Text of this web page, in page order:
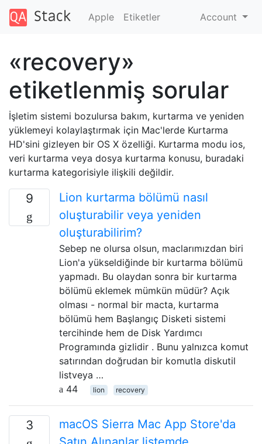
Apple Etiketler Account
«recovery»
etiketlenmiş sorular
İşletim sistemi bozulursa bakım, kurtarma ve yeniden
yüklemeyi kolaylaştırmak için Mac'lerde Kurtarma
HD'sini gizleyen bir OS X özelliği. Kurtarma modu ios,
veri kurtarma veya dosya kurtarma konusu, buradaki
kurtarma kategorisiyle ilişkili değildir.
9
Lion kurtarma bölümü nasıl
oluşturabilir veya yeniden
oluşturabilirim?
Sebep ne olursa olsun, maclarımızdan biri
Lion'a yükseldiğinde bir kurtarma bölümü
yapmadı. Bu olaydan sonra bir kurtarma
bölümü eklemek mümkün müdür? Açık
olması - normal bir macta, kurtarma
bölümü hem Başlangıç ​​Disketi sistemi
tercihinde hem de Disk Yardımcı
Programında gizlidir . Bunu yalnızca komut
satırından doğrudan bir komutla diskutil
listveya …
44
lion recovery
3
macOS Sierra Mac App Store'da